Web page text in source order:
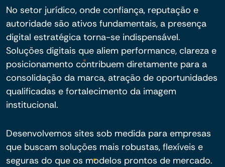
No setor jurídico, onde confiança, reputação e
autoridade são ativos fundamentais, a presença
digital estratégica torna-se indispensável.
Soluções digitais que aliem performance, clareza e
posicionamento contribuem diretamente para a
consolidação da marca, atração de oportunidades
qualificadas e fortalecimento da imagem
institucional.
Desenvolvemos sites sob medida para empresas
que buscam soluções mais robustas, flexíveis e
seguras do que os modelos prontos de mercado.